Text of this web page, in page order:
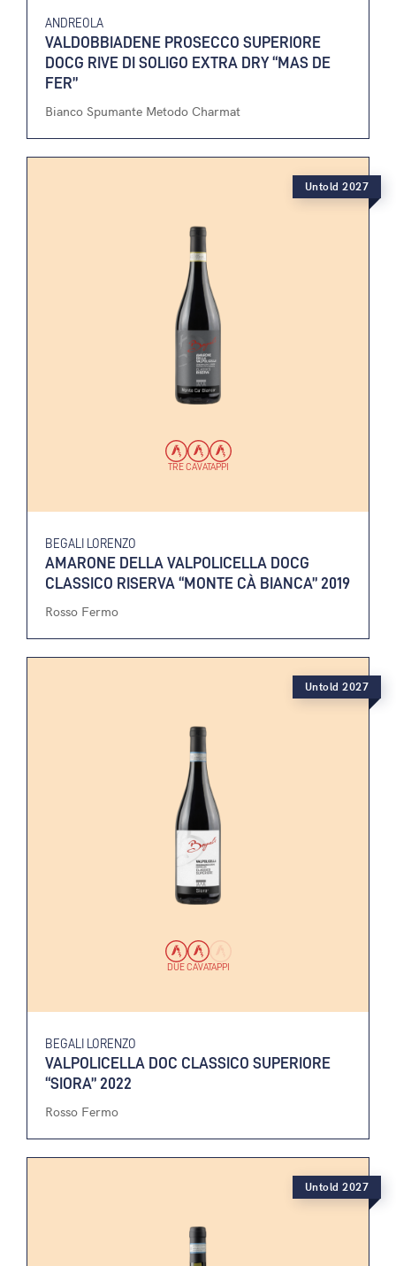
ANDREOLA
VALDOBBIADENE PROSECCO SUPERIORE
DOCG RIVE DI SOLIGO EXTRA DRY “MAS DE
FER”
Bianco Spumante Metodo Charmat
TRE CAVATAPPI
BEGALI LORENZO
AMARONE DELLA VALPOLICELLA DOCG
CLASSICO RISERVA “MONTE CÀ BIANCA” 2019
Rosso Fermo
Untold 2027
DUE CAVATAPPI
BEGALI LORENZO
VALPOLICELLA DOC CLASSICO SUPERIORE
“SIORA” 2022
Rosso Fermo
Untold 2027
Untold 2027